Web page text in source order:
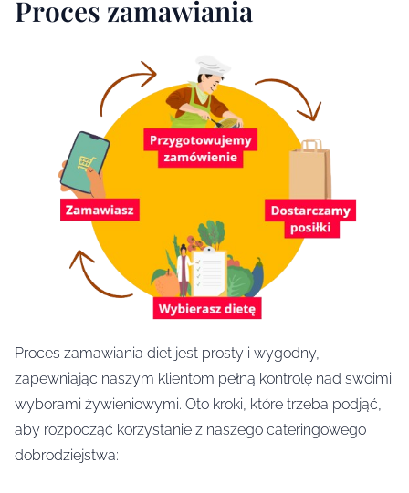
Proces zamawiania
Proces zamawiania diet jest prosty i wygodny,
zapewniając naszym klientom pełną kontrolę nad swoimi
wyborami żywieniowymi. Oto kroki, które trzeba podjąć,
aby rozpocząć korzystanie z naszego cateringowego
dobrodziejstwa: